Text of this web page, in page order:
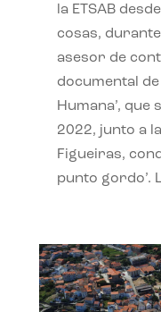
la ETSAB
cosas,
asesor de
documental
Humana’, que
2022, junto a
Figueiras,
punto gordo’.